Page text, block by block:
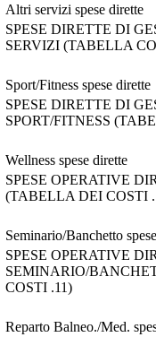
Altri servizi spese dirette
SPESE DIRETTE DI
SERVIZI (TABELLA
Sport/Fitness spese dirette
SPESE DIRETTE DI
SPORT/FITNESS
Wellness spese dirette
SPESE OPERATIVE
(TABELLA DEI COSTI
Seminario/Banchetto
SPESE OPERATIVE
SEMINARIO/
COSTI .11)
Reparto Balneo./Med.